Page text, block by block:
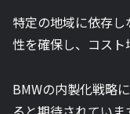
特定の地域に依存
性を確保し、コスト
BMWの内製化戦略